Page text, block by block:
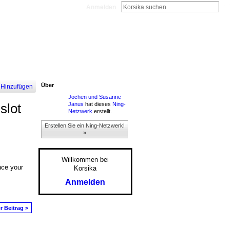
Hinzufügen
your
Beitrag >
Über
Jochen und Susanne
Janus hat dieses Ning-
Netzwerk erstellt.
Erstellen Sie ein Ning-Netzwerk!
»
Willkommen bei
Korsika
Anmelden